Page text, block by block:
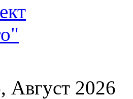
Август 2026